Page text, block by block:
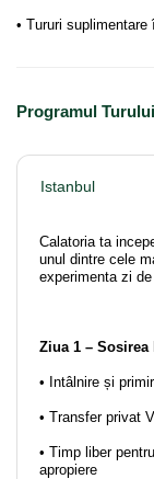
• Tururi
Programul Turului
Istanbul
Calatoria ta
unul dintre cele
experimenta zi
Ziua 1 – Sosirea
• Intâlnire și
• Transfer privat
• Timp liber
apropiere